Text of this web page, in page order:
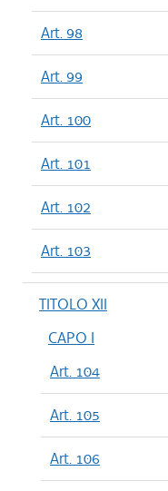
Art. 98
Art. 99
Art. 100
Art. 101
Art. 102
Art. 103
TITOLO XII
CAPO I
Art. 104
Art. 105
Art. 106